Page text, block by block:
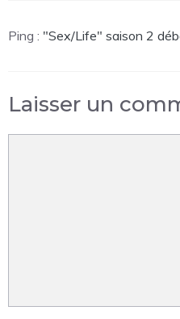
Ping : "Sex/Life" saison 2
Laisser un